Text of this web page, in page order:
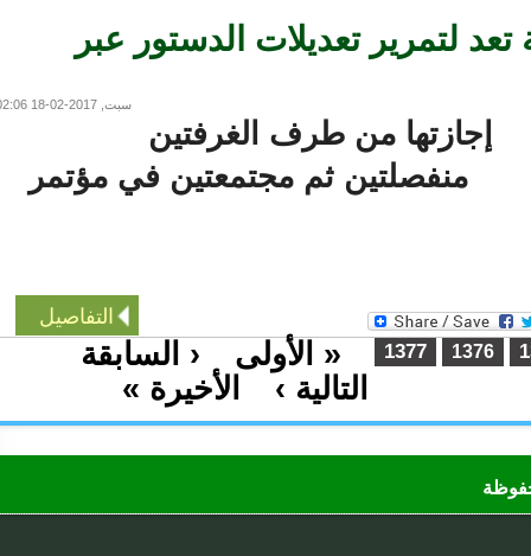
لتمرير تعديلات الدستور عبر
سبت, 2017-02-18 02:06
إجازتها من طرف الغرفتين
منفصلتين ثم مجتمعتين في مؤتمر
التفاصيل
« الأولى ‹ السابقة 1376
1377
التالية › الأخيرة »